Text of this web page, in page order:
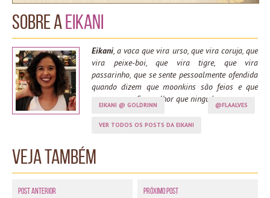
Sobre aEikani
Eikani, a vaca que vira urso, que vira coruja, que
vira peixe-boi, que vira tigre, que vira
passarinho, que se sente pessoalmente ofendida
quando dizem que moonkins são feios e que
spama moonfire melhor que ninguém.
EIKANI @ GOLDRINN @FLAALVES
VER TODOS OS POSTS DA EIKANI
Veja também
Post Anterior Próximo Post